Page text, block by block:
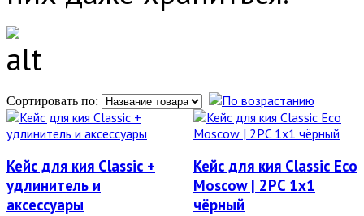
Сортировать по:
Кейс для кия Classic +
удлинитель и
аксессуары
Кейс для кия Classic Eco
Moscow | 2PC 1x1
чёрный